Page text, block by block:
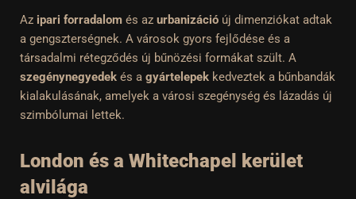
Az ipari forradalom és az urbanizáció új dimenziókat adtak
a gengszterségnek. A városok gyors fejlődése és a
társadalmi rétegződés új bűnözési formákat szült. A
szegénynegyedek és a gyártelepek kedveztek a bűnbandák
kialakulásának, amelyek a városi szegénység és lázadás új
szimbólumai lettek.
London és a Whitechapel kerület
alvilága